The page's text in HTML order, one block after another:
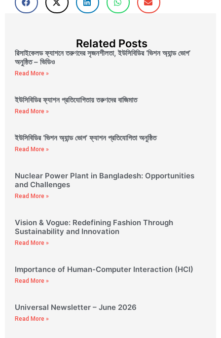
Related Posts
রিসাইকেলড ফ্যাশনে তরুণদের সৃজনশীলতা, ইউসিবিডির ‘ভিশন অ্যান্ড ভোগ’
অনুষ্ঠিত – ভিডিও
Read More »
ইউসিবিডির ফ্যাশন প্রতিযোগিতায় তরুণদের বাজিমাত
Read More »
ইউসিবিডির ‘ভিশন অ্যান্ড ভোগ’ ফ্যাশন প্রতিযোগিতা অনুষ্ঠিত
Read More »
Nuclear Power Plant in Bangladesh: Opportunities
and Challenges
Read More »
Vision & Vogue: Redefining Fashion Through
Sustainability and Innovation
Read More »
Importance of Human-Computer Interaction (HCI)
Read More »
Universal Newsletter – June 2026
Read More »